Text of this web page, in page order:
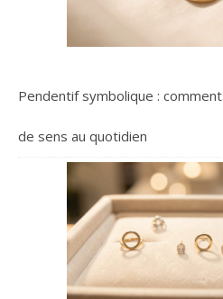
Pendentif symbolique :
de sens au quotidien